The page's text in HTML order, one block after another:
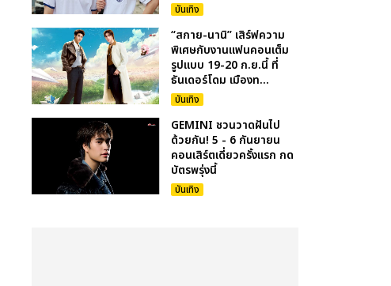
บันเทิง
“สกาย-นานิ” เสิร์ฟความ
พิเศษกับงานแฟนคอนเต็ม
รูปแบบ 19-20 ก.ย.นี้ ที่
ธันเดอร์โดม เมืองท...
บันเทิง
GEMINI ชวนวาดฝันไป
ด้วยกัน! 5 - 6 กันยายน
คอนเสิร์ตเดี่ยวครั้งแรก กด
บัตรพรุ่งนี้
บันเทิง